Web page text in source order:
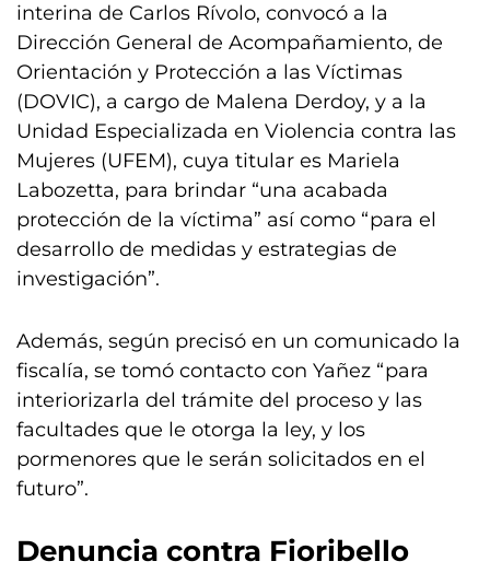
interina de Carlos Rívolo, convocó a la
Dirección General de Acompañamiento, de
Orientación y Protección a las Víctimas
(DOVIC), a cargo de Malena Derdoy, y a la
Unidad Especializada en Violencia contra las
Mujeres (UFEM), cuya titular es Mariela
Labozetta, para brindar “una acabada
protección de la víctima” así como “para el
desarrollo de medidas y estrategias de
investigación”.
Además, según precisó en un comunicado la
fiscalía, se tomó contacto con Yañez “para
interiorizarla del trámite del proceso y las
facultades que le otorga la ley, y los
pormenores que le serán solicitados en el
futuro”.
Denuncia contra Fioribello